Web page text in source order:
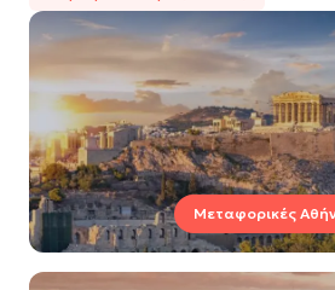
Μεταφορικές